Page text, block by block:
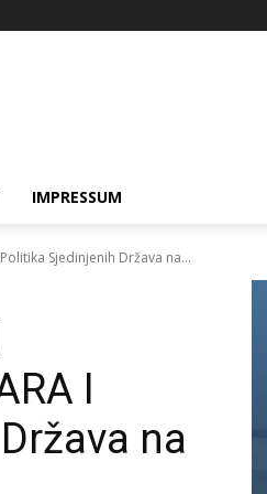
IMPRESSUM
"Politika Sjedinjenih Država na...
I
na